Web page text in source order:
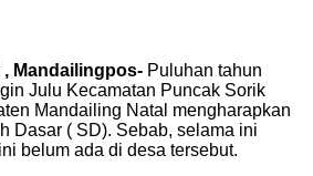
, Mandailingpos- Puluhan tahun
Julu Kecamatan Puncak Sorik
Mandailing Natal mengharapkan
Dasar ( SD). Sebab, selama ini
belum ada di desa tersebut.